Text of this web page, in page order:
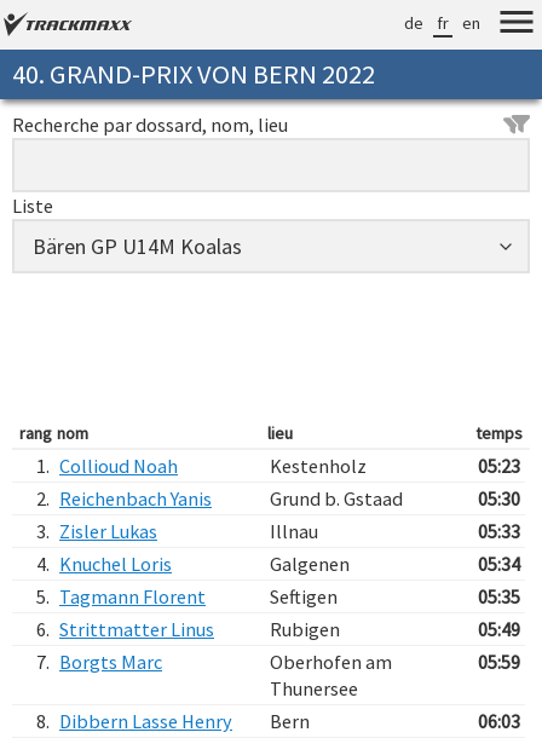
de fr en
40. GRAND-PRIX VON BERN 2022
Recherche par dossard, nom, lieu
Liste
rang nom lieu temps
1. Collioud Noah Kestenholz
05:23
2. Reichenbach Yanis Grund b. Gstaad
05:30
3. Zisler Lukas Illnau
05:33
4. Knuchel Loris Galgenen
05:34
5. Tagmann Florent Seftigen
05:35
6. Strittmatter Linus Rubigen
05:49
7. Borgts Marc
Oberhofen am
Thunersee
05:59
8. Dibbern Lasse Henry Bern
06:03